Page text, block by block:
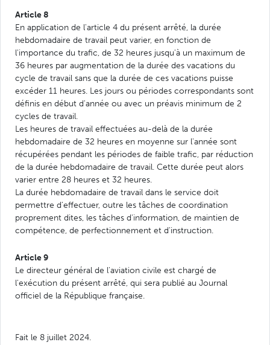
Article 8
En application de l'article 4 du présent arrêté, la durée
hebdomadaire de travail peut varier, en fonction de
l'importance du trafic, de 32 heures jusqu'à un maximum de
36 heures par augmentation de la durée des vacations du
cycle de travail sans que la durée de ces vacations puisse
excéder 11 heures. Les jours ou périodes correspondants sont
définis en début d'année ou avec un préavis minimum de 2
cycles de travail.
Les heures de travail effectuées au-delà de la durée
hebdomadaire de 32 heures en moyenne sur l'année sont
récupérées pendant les périodes de faible trafic, par réduction
de la durée hebdomadaire de travail. Cette durée peut alors
varier entre 28 heures et 32 heures.
La durée hebdomadaire de travail dans le service doit
permettre d'effectuer, outre les tâches de coordination
proprement dites, les tâches d'information, de maintien de
compétence, de perfectionnement et d'instruction.
Article 9
Le directeur général de l'aviation civile est chargé de
l'exécution du présent arrêté, qui sera publié au Journal
officiel de la République française.
Fait le 8 juillet 2024.